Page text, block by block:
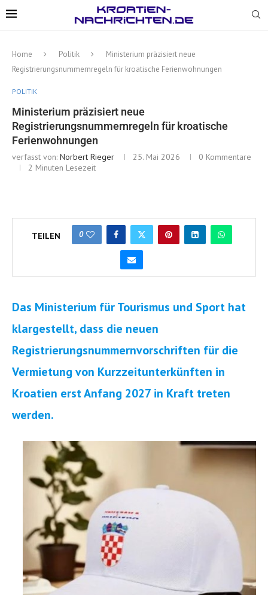
Home Politik
Ministerium präzisiert neue
Registrierungsnummernregeln für kroatische Ferienwohnungen
POLITIK
Ministerium präzisiert neue
Registrierungsnummernregeln für kroatische
Ferienwohnungen
verfasst von: Norbert Rieger 25. Mai 2026
0 Kommentare
2 Minuten Lesezeit
TEILEN 0
Das Ministerium für Tourismus und Sport hat
klargestellt, dass die neuen
Registrierungsnummernvorschriften für die
Vermietung von Kurzzeitunterkünften in
Kroatien erst Anfang 2027 in Kraft treten
werden.